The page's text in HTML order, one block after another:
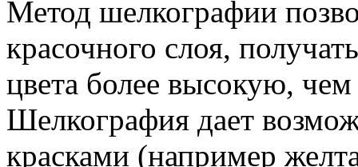
Метод шелкографии
красочного слоя,
цвета более высокую,
Шелкография дает
красками (например